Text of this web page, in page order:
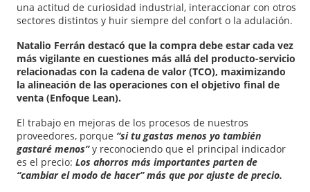
una actitud de curiosidad industrial, interaccionar con otros
sectores distintos y huir siempre del confort o la adulación.
Natalio Ferrán destacó que la compra debe estar cada vez
más vigilante en cuestiones más allá del producto-servicio
relacionadas con la cadena de valor (TCO), maximizando
la alineación de las operaciones con el objetivo final de
venta (Enfoque Lean).
El trabajo en mejoras de los procesos de nuestros
proveedores, porque “si tu gastas menos yo también
gastaré menos”y reconociendo que el principal indicador
es el precio: Los ahorros más importantes parten de
“cambiar el modo de hacer” más que por ajuste de precio.